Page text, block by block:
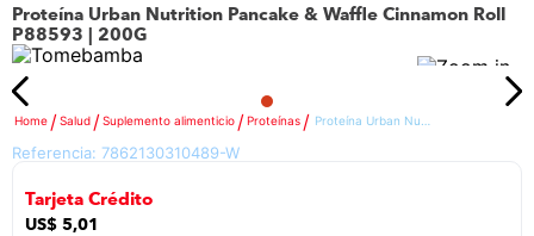
Proteína Urban Nutrition Pancake & Waffle Cinnamon Roll
P88593 | 200G
Salud Suplemento alimenticio Proteínas
Referencia: 7862130310489-W
Tarjeta Crédito
US$ 5,01
TÉRMINOS MÁS BUSCADOS
1. moto
lavadora
5 . england sound parlantes